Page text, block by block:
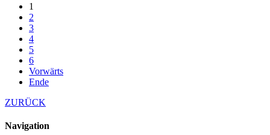
1
2
3
4
5
6
Vorwärts
Ende
ZURÜCK
Navigation